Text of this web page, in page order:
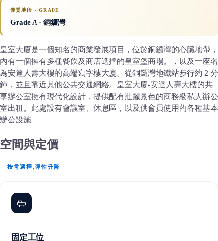
優質地段 · GRADE
Grade A· 銅鑼灣
皇室大廈是一個知名的商業發展項目，位於銅鑼灣的心臟地帶，
內有一個擁有多種餐飲及商店選擇的皇室堡商場。，以及一座名
為安達人壽大樓的高端寫字樓大廈。從銅鑼灣地鐵站步行約 2 分
鐘，並且靠近其他公共交通網絡。皇室大廈-安達人壽大樓的共
享辦公室擁有現代化設計，提供配有壯麗景色的商務級私人辦公
室出租。此處設有會議室、休息區，以及供會員使用的各種基本
辦公設施
空間與定價
按需選擇,彈性升降
固定工位